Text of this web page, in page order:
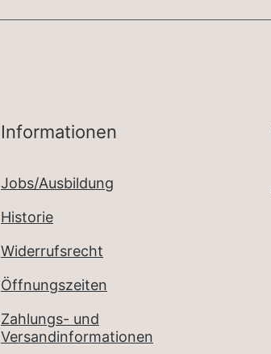
Informationen
Jobs/Ausbildung
Historie
Widerrufsrecht
Öffnungszeiten
Zahlungs- und
Versandinformationen